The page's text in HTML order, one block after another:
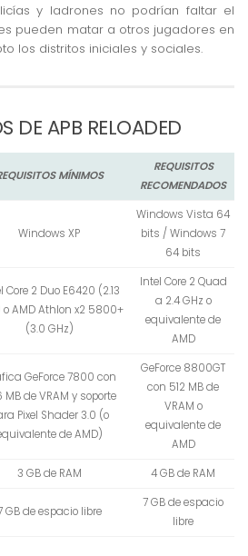
y ladrones no podrían faltar el
pueden matar a otros jugadores en
los distritos iniciales y sociales.
DE APB RELOADED
MÍNIMOS
REQUISITOS
RECOMENDADOS
Windows XP
Windows Vista 64
bits / Windows 7
64 bits
Core 2 Duo E6420 (2.13
o AMD Athlon x2 5800+
(3.0 GHz)
Intel Core 2 Quad
a 2.4 GHz o
equivalente de
AMD
GeForce 7800 con
MB de VRAM y soporte
Pixel Shader 3.0 (o
de AMD)
GeForce 8800GT
con 512 MB de
VRAM o
equivalente de
AMD
3 GB de RAM 4 GB de RAM
GB de espacio libre
7 GB de espacio
libre